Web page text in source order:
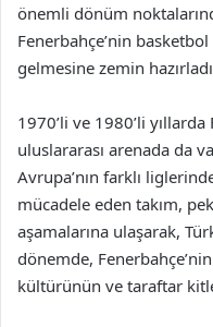
önemli dönüm
Fenerbahçe’nin
gelmesine zemin
1970’li ve 1980’li
uluslararası arenada da
Avrupa’nın farklı
mücadele eden takım,
aşamalarına ulaşarak,
dönemde,
kültürünün ve taraftar